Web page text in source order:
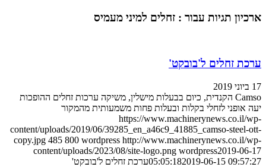
ארכיון תגיות עבור : זחלים למיני מעמיס
ערכת זחלים ל'בובקט'
17 ביוני 2019
Camso הקנדית, כיום בבעלות מישלין, משיקה ערכות זחלים ההופכות
יעה אופני לזחלי בקלות ובעלות פחות משמעותית מהמקור
https://www.machinerynews.co.il/wp-
content/uploads/2019/06/39285_en_a46c9_41885_camso-steel-ott-
copy.jpg 485 800 wordpress http://www.machinerynews.co.il/wp-
content/uploads/2023/08/site-logo.png wordpress2019-06-17
05:05:182019-06-15 09:57:27
ערכת זחלים ל'בובקט'